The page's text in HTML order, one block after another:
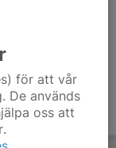
för att vår
De används
oss att